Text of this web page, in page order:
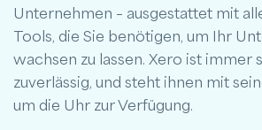
Unternehmen – ausgestattet mit
Tools, die Sie benötigen, um Ihr
wachsen zu lassen. Xero ist immer
zuverlässig, und steht ihnen mit
um die Uhr zur Verfügung.